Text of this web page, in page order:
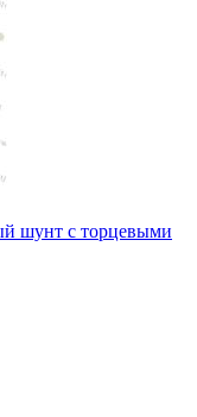
шунт с торцевыми